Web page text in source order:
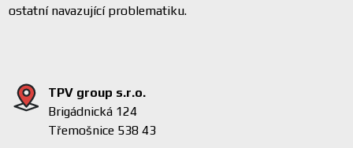
ostatní navazující problematiku.
TPV group s.r.o.
Brigádnická 124
Třemošnice 538 43